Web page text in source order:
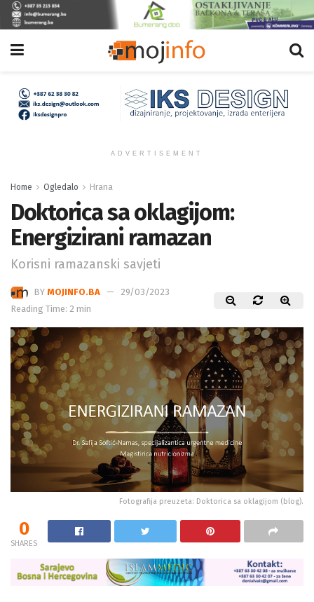
ADVERTISEMENT
Home Ogledalo Hrana
Doktorica sa oklagijom:
Energizirani ramazan
Korisni ramazanski savjeti
BY MOJINFO.BA
29/03/2023
Reading Time: 2 min
Fotografija preuzeta: Doktorica sa oklagijom (blog).
0
SHARES